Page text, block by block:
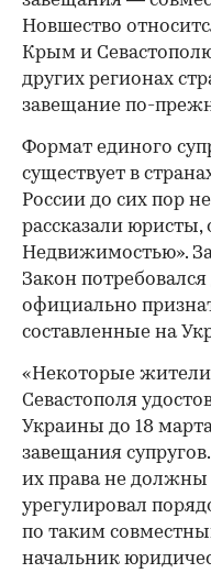
Новшество
Крым и
других регионах
завещание по-
Формат единого
существует в
России до сих пор
рассказали
Недвижимостью».
Закон
официально
составленные на
«Некоторые
Севастополя
Украины до 18
завещания
их права не
урегулировал
по таким
начальник